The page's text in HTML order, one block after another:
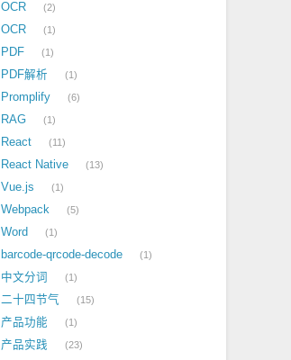
OCR 2
OCR 1
PDF 1
PDF解析 1
Promplify 6
RAG 1
React 11
React Native 13
Vue.js 1
Webpack 5
Word 1
barcode-qrcode-decode 1
中文分词 1
二十四节气 15
产品功能 1
产品实践 23